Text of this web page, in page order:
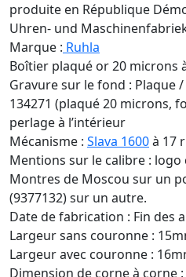
produite en République
Uhren- und
Marque : Ruhla
Boîtier plaqué or 20 microns
Gravure sur le fond : Plaque
134271 (plaqué 20 microns,
perlage à l’intérieur
Mécanisme : Slava 1600à 17
Mentions sur le calibre : logo
Montres de Moscou sur un
(9377132) sur un autre.
Date de fabrication : Fin des
Largeur sans couronne :
Largeur avec couronne :
Dimension de corne à corne